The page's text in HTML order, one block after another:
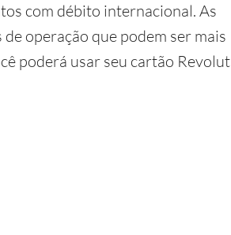
com débito internacional. As
operação que podem ser mais
poderá usar seu cartão Revolut